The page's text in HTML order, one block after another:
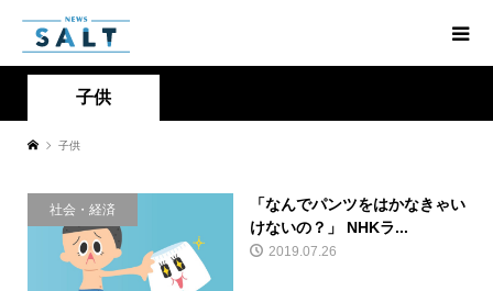
子供
子供
社会・経済
「なんでパンツをはかなきゃい
けないの？」 NHKラ...
2019.07.26